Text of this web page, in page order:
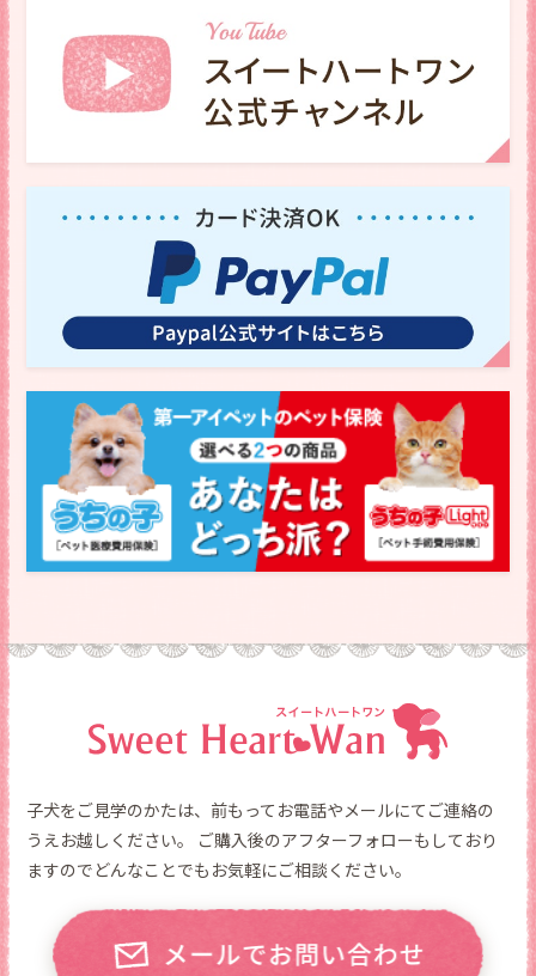
子犬をご見学のかたは、前もってお電話やメールにてご連絡の
うえお越しください。
ご購入後のアフターフォローもしており
ますのでどんなことでもお気軽にご相談ください。